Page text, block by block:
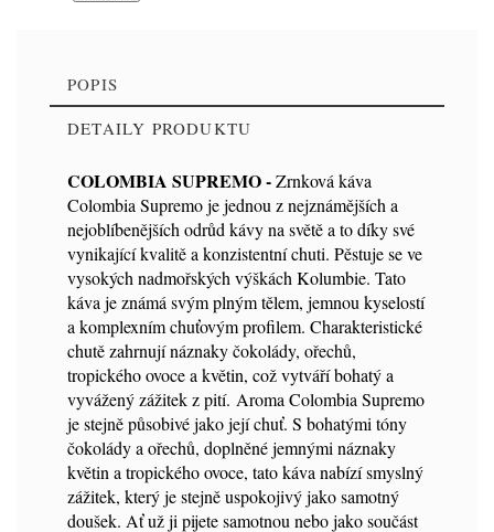
POPIS
DETAILY PRODUKTU
COLOMBIA SUPREMO -Zrnková káva
Colombia Supremo je jednou z nejznámějších a
nejoblíbenějších odrůd kávy na světě a to díky své
vynikající kvalitě a konzistentní chuti. Pěstuje se ve
vysokých nadmořských výškách Kolumbie. Tato
káva je známá svým plným tělem, jemnou kyselostí
a komplexním chuťovým profilem. Charakteristické
chutě zahrnují náznaky čokolády, ořechů,
tropického ovoce a květin, což vytváří bohatý a
vyvážený zážitek z pití. Aroma Colombia Supremo
je stejně působivé jako její chuť. S bohatými tóny
čokolády a ořechů, doplněné jemnými náznaky
květin a tropického ovoce, tato káva nabízí smyslný
zážitek, který je stejně uspokojivý jako samotný
doušek. Ať už ji pijete samotnou nebo jako součást
Kód9163